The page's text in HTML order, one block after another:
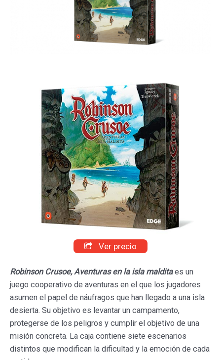
Ver precio
Robinson Crusoe, Aventuras en la isla maldita es un
juego cooperativo de aventuras en el que los jugadores
asumen el papel de náufragos que han llegado a una isla
desierta. Su objetivo es levantar un campamento,
protegerse de los peligros y cumplir el objetivo de una
misión concreta. La caja contiene siete escenarios
distintos que modifican la dificultad y la emoción de cada